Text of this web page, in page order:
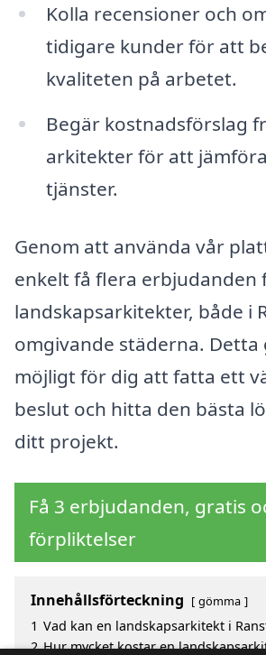
Kolla recensioner och
tidigare kunder för att
kvaliteten på arbetet.
Begär kostnadsförslag
arkitekter för att
tjänster.
Genom att använda vår
enkelt få flera erbjudanden
landskapsarkitekter, både i
omgivande städerna. Detta
möjligt för dig att fatta ett
beslut och hitta den bästa
ditt projekt.
Få 3 erbjudanden, gratis
förpliktelser
Innehållsförteckning gömma
1 Vad kan en landskapsarkitekt i
2 Hur mycket kostar en